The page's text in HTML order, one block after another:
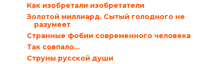
Как изобретали изобретатели
Золотой миллиард. Сытый голодного не
разумеет
Странные фобии современного человека
Так совпало…
Струны русской души